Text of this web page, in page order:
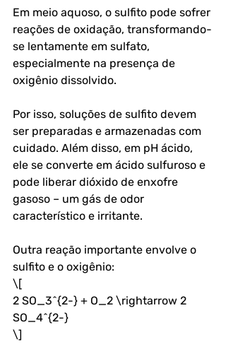
Em meio aquoso, o sulfito pode sofrer
reações de oxidação, transformando-
se lentamente em sulfato,
especialmente na presença de
oxigênio dissolvido.
Por isso, soluções de sulfito devem
ser preparadas e armazenadas com
cuidado. Além disso, em pH ácido,
ele se converte em ácido sulfuroso e
pode liberar dióxido de enxofre
gasoso – um gás de odor
característico e irritante.
Outra reação importante envolve o
sulfito e o oxigênio:
\[
2 SO_3^{2-} + O_2 \rightarrow 2
SO_4^{2-}
\]